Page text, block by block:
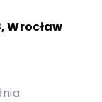
Wrocław